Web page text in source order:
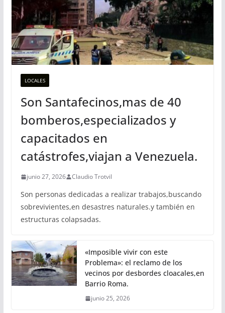
LOCALES
Son Santafecinos,mas de 40
bomberos,especializados y
capacitados en
catástrofes,viajan a Venezuela.
junio 27, 2026 Claudio Trotvil
Son personas dedicadas a realizar trabajos,buscando
sobrevivientes,en desastres naturales.y también en
estructuras colapsadas.
«Imposible vivir con este
Problema»: el reclamo de los
vecinos por desbordes cloacales,en
Barrio Roma.
junio 25, 2026